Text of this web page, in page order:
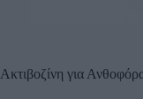
Ακτιβοζίνη για